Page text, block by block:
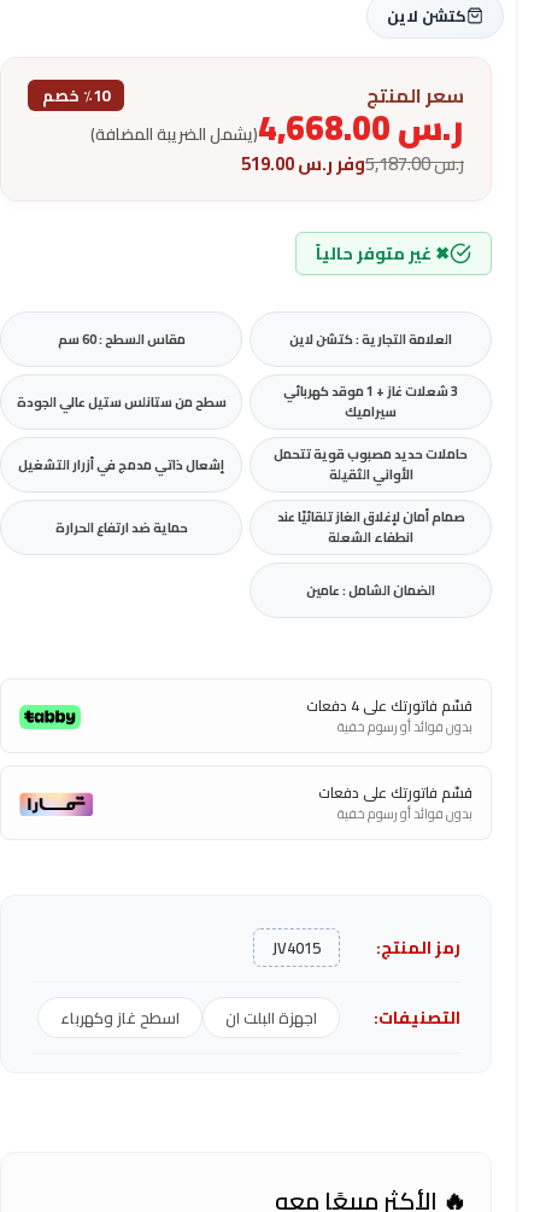
كتشن لاين
سعر المنتج ٪10 خصم
ر.س (يشمل الضريبة المضافة)
ر.س5,187.00 وفرر.س
✖ غير متوفر حالياً
العلامة التجارية : كتشن لاين مقاس السطح : 60 سم
3 شعلات غاز + 1 موقد كهربائي
سيراميك
سطح من ستانلس ستيل عالي الجودة
حاملات حديد مصبوب قوية تتحمل
الأواني الثقيلة
إشعال ذاتي مدمج في أزرار التشغيل
صمام أمان لإغلاق الغاز تلقائيًا عند
انطفاء الشعلة
حماية ضد ارتفاع الحرارة
الضمان الشامل : عامين
قسّم فاتورتك على 4 دفعات
بدون فوائد أو رسوم خفية
قسّم فاتورتك على دفعات
بدون فوائد أو رسوم خفية
رمز المنتج: JV4015
التصنيفات: اجهزة البلت ان اسطح غاز وكهرباء
🔥 الأكثر مبيعًا معه